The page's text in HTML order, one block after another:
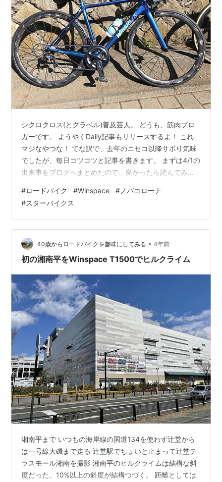
シクロクロス(とグラベル)普及芸人。 どうも、筋肉ブロ
ガーです。 ようやくDaily記事もリリースするよ！ これ
マジなやつな！ てな訳で、去年のニセコ以降サボり気味
でしたが、毎日コツコツと記事を書きます。 まずは4/1の
出来事をブログへまとめたので、良かったら読んでみて
い。 トレーニングサマリ ペダリングモニター 時系列グ
ラフ 感想 トレーニングサマリ シマノコネクトより抜粋
ペダリングモニター ニューマシンのペダリング校正かけ
ないと！の図 時系列グラフ シマノコネクトより抜粋 感
想 チームメンバーと久しぶりに走ろうかね！てな訳で、
当日は…
#ロードバイク #Winspace # ノバコローナ
#スターバイクス
40歳からロードバイクを趣味にしてみる • 4年前
初の湘南平をWinspace T1500でヒルクライム
湘南平まで いつもの海岸線の国道134を使わず辻堂から
は一号線大磯まで走る 辻堂駅でちょいと止まって辻堂テ
ラスモール湘南を撮影 湘南平のヒルクライムは結構な斜
度だった。10%以上の斜度が結構つづく。 距離としては